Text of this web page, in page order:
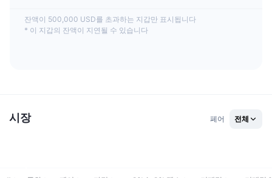
잔액이 500,000 USD를 초과하는 지갑만 표시됩니다
* 이 지갑의 잔액이 지연될 수 있습니다
시장 페어 전체